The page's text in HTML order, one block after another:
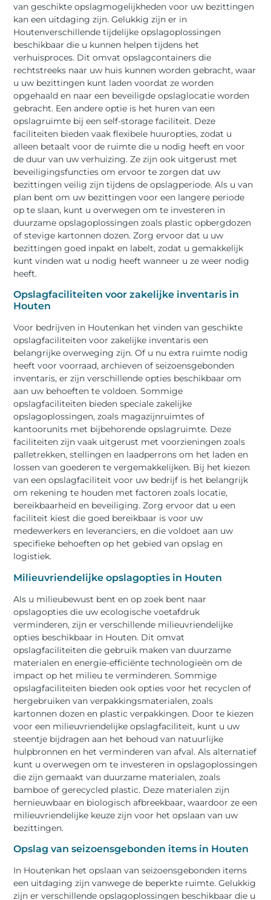
van geschikte opslagmogelijkheden voor uw bezittingen
kan een uitdaging zijn. Gelukkig zijn er in
Houtenverschillende tijdelijke opslagoplossingen
beschikbaar die u kunnen helpen tijdens het
verhuisproces. Dit omvat opslagcontainers die
rechtstreeks naar uw huis kunnen worden gebracht, waar
u uw bezittingen kunt laden voordat ze worden
opgehaald en naar een beveiligde opslaglocatie worden
gebracht. Een andere optie is het huren van een
opslagruimte bij een self-storage faciliteit. Deze
faciliteiten bieden vaak flexibele huuropties, zodat u
alleen betaalt voor de ruimte die u nodig heeft en voor
de duur van uw verhuizing. Ze zijn ook uitgerust met
beveiligingsfuncties om ervoor te zorgen dat uw
bezittingen veilig zijn tijdens de opslagperiode. Als u van
plan bent om uw bezittingen voor een langere periode
op te slaan, kunt u overwegen om te investeren in
duurzame opslagoplossingen zoals plastic opbergdozen
of stevige kartonnen dozen. Zorg ervoor dat u uw
bezittingen goed inpakt en labelt, zodat u gemakkelijk
kunt vinden wat u nodig heeft wanneer u ze weer nodig
heeft.
Opslagfaciliteiten voor zakelijke inventaris in
Houten
Voor bedrijven in Houtenkan het vinden van geschikte
opslagfaciliteiten voor zakelijke inventaris een
belangrijke overweging zijn. Of u nu extra ruimte nodig
heeft voor voorraad, archieven of seizoensgebonden
inventaris, er zijn verschillende opties beschikbaar om
aan uw behoeften te voldoen. Sommige
opslagfaciliteiten bieden speciale zakelijke
opslagoplossingen, zoals magazijnruimtes of
kantoorunits met bijbehorende opslagruimte. Deze
faciliteiten zijn vaak uitgerust met voorzieningen zoals
palletrekken, stellingen en laadperrons om het laden en
lossen van goederen te vergemakkelijken. Bij het kiezen
van een opslagfaciliteit voor uw bedrijf is het belangrijk
om rekening te houden met factoren zoals locatie,
bereikbaarheid en beveiliging. Zorg ervoor dat u een
faciliteit kiest die goed bereikbaar is voor uw
medewerkers en leveranciers, en die voldoet aan uw
specifieke behoeften op het gebied van opslag en
logistiek.
Milieuvriendelijke opslagopties in Houten
Als u milieubewust bent en op zoek bent naar
opslagopties die uw ecologische voetafdruk
verminderen, zijn er verschillende milieuvriendelijke
opties beschikbaar in Houten. Dit omvat
opslagfaciliteiten die gebruik maken van duurzame
materialen en energie-efficiënte technologieën om de
impact op het milieu te verminderen. Sommige
opslagfaciliteiten bieden ook opties voor het recyclen of
hergebruiken van verpakkingsmaterialen, zoals
kartonnen dozen en plastic verpakkingen. Door te kiezen
voor een milieuvriendelijke opslagfaciliteit, kunt u uw
steentje bijdragen aan het behoud van natuurlijke
hulpbronnen en het verminderen van afval. Als alternatief
kunt u overwegen om te investeren in opslagoplossingen
die zijn gemaakt van duurzame materialen, zoals
bamboe of gerecycled plastic. Deze materialen zijn
hernieuwbaar en biologisch afbreekbaar, waardoor ze een
milieuvriendelijke keuze zijn voor het opslaan van uw
bezittingen.
Opslag van seizoensgebonden items in Houten
In Houtenkan het opslaan van seizoensgebonden items
een uitdaging zijn vanwege de beperkte ruimte. Gelukkig
zijn er verschillende opslagoplossingen beschikbaar die u